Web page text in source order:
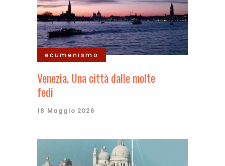
ecumenismo
Venezia. Una città dalle molte
fedi
18 Maggio 2026